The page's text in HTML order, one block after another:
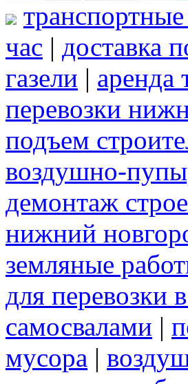
час | доставка
газели | аренда
перевозки
подъем
воздушно-
демонтаж
нижний
земляные
для перевозки
самосвалами |
мусора |